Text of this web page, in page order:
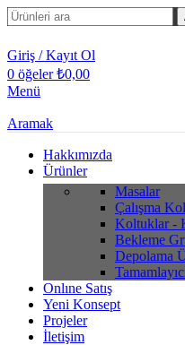
Giriş / Kayıt Ol
0 öğeler ₺0,00
Menü
Aramak
Hakkımızda
Ürünler
Masalar
Çalışma
Koltuklar -
Bekleme
Depolama
Onlıne Satış
Yeni Konsept
Projeler
İletişim